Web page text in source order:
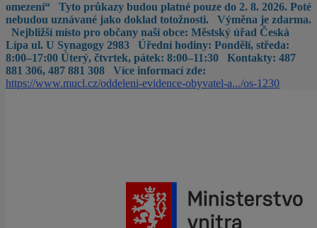
omezení“
Tyto průkazy budou platné pouze do 2. 8. 2026. Poté
nebudou uznávané jako doklad totožnosti.
Výměna je zdarma.
Nejbližší místo pro občany naší obce: Městský úřad Česká
Lípa ul. U Synagogy 2983 Úřední hodiny: Pondělí, středa:
8:00–17:00 Úterý, čtvrtek, pátek: 8:00–11:30 Kontakty: 487
881 306, 487 881 308
Více informací zde:
https://www.mucl.cz/oddeleni-evidence-obyvatel-a.../os-1230